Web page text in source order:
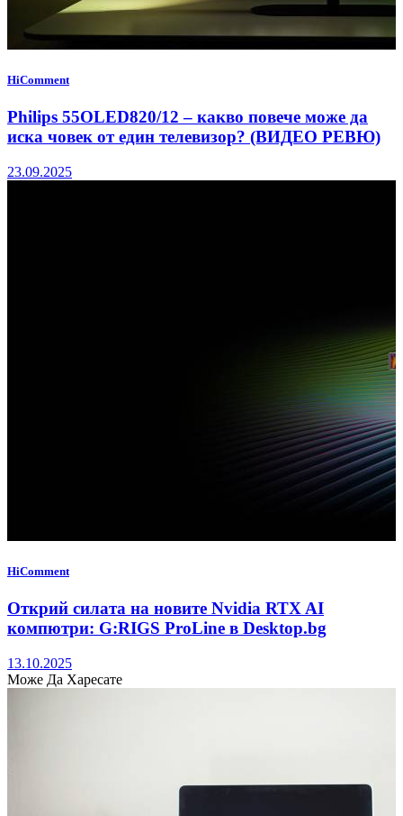
HiComment
Philips 55OLED820/12 – какво повече може да
иска човек от един телевизор? (ВИДЕО РЕВЮ)
23.09.2025
HiComment
Открий силата на новите Nvidia RTX AI
компютри: G:RIGS ProLine в Desktop.bg
13.10.2025
Може Да Харесате